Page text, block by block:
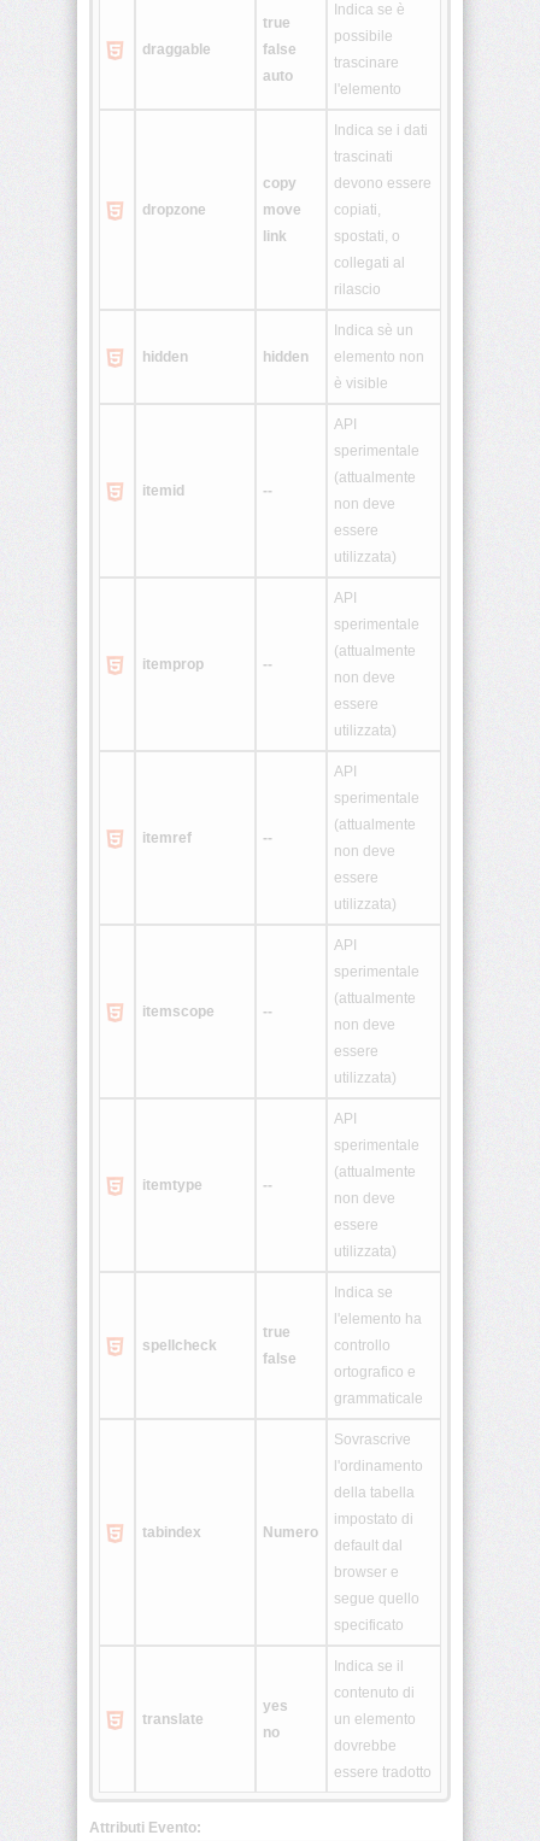
<legend>
<li>
<meta>
<noscript>
<optgroup>
<param>
<select>
<sub>
<tbody>
<textarea>
draggable
true
false
auto
Indica se è
possibile
trascinare
l'elemento
dropzone
copy
move
link
Indica se i dati
trascinati
devono essere
copiati,
spostati, o
collegati al
rilascio
hidden hidden
Indica sè un
elemento non
è visible
itemid --
API
sperimentale
(attualmente
non deve
essere
utilizzata)
itemprop --
API
sperimentale
(attualmente
non deve
essere
utilizzata)
itemref --
API
sperimentale
(attualmente
non deve
essere
utilizzata)
itemscope --
API
sperimentale
(attualmente
non deve
essere
utilizzata)
itemtype --
API
sperimentale
(attualmente
non deve
essere
utilizzata)
spellcheck
true
false
Indica se
l'elemento ha
controllo
ortografico e
grammaticale
tabindex Numero
Sovrascrive
l'ordinamento
della tabella
impostato di
default dal
browser e
segue quello
specificato
translate
yes
no
Indica se il
contenuto di
un elemento
dovrebbe
essere tradotto
Attributi Evento: